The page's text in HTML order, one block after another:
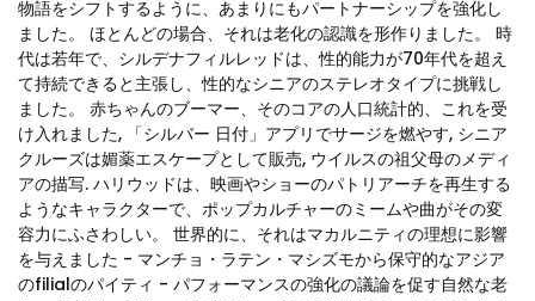
物語をシフトするように、あまりにもパートナーシップを強化し
ました。 ほとんどの場合、それは老化の認識を形作りました。 時
代は若年で、シルデナフィルレッドは、性的能力が70年代を超え
て持続できると主張し、性的なシニアのステレオタイプに挑戦し
ました。 赤ちゃんのブーマー、そのコアの人口統計的、これを受
け入れました, 「シルバー 日付」アプリでサージを燃やす, シニア
クルーズは媚薬エスケープとして販売, ウイルスの祖父母のメディ
アの描写. ハリウッドは、映画やショーのパトリアーチを再生する
ようなキャラクターで、ポップカルチャーのミームや曲がその変
容力にふさわしい。 世界的に、それはマカルニティの理想に影響
を与えました - マンチョ・ラテン・マシズモから保守的なアジア
のfilialのパイティ - パフォーマンスの強化の議論を促す自然な老